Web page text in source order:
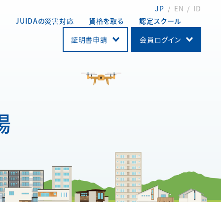
JP EN
ID
JUIDAの災害対応 資格を取る
認定スクール
証明書申請
会員ログイン